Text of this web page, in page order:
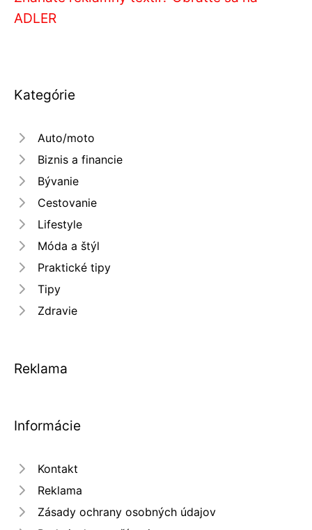
ADLER
Kategórie
Auto/moto
Biznis a financie
Bývanie
Cestovanie
Lifestyle
Móda a štýl
Praktické tipy
Tipy
Zdravie
Reklama
Informácie
Kontakt
Reklama
Zásady ochrany osobných údajov